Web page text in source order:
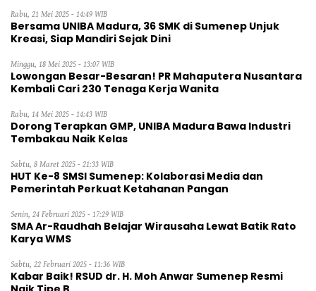
Rabu, 21 Mei 2025 - 14:49 WIB
Bersama UNIBA Madura, 36 SMK di Sumenep Unjuk
Kreasi, Siap Mandiri Sejak Dini
Minggu, 18 Mei 2025 - 13:07 WIB
Lowongan Besar-Besaran! PR Mahaputera Nusantara
Kembali Cari 230 Tenaga Kerja Wanita
Rabu, 14 Mei 2025 - 14:43 WIB
Dorong Terapkan GMP, UNIBA Madura Bawa Industri
Tembakau Naik Kelas
Sabtu, 8 Maret 2025 - 21:33 WIB
HUT Ke-8 SMSI Sumenep: Kolaborasi Media dan
Pemerintah Perkuat Ketahanan Pangan
Senin, 24 Februari 2025 - 17:29 WIB
SMA Ar-Raudhah Belajar Wirausaha Lewat Batik Rato
Karya WMS
Sabtu, 22 Februari 2025 - 11:36 WIB
Kabar Baik! RSUD dr. H. Moh Anwar Sumenep Resmi